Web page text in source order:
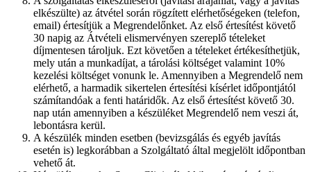
elkészülte) az átvétel során rögzített elérhetőségeken (telefon,
email) értesítjük a Megrendelőnket. Az első értesítést követő
30 napig az Átvételi elismervényen szereplő tételeket
díjmentesen tároljuk. Ezt követően a tételeket értékesíthetjük,
mely után a munkadíjat, a tárolási költséget valamint 10%
kezelési költséget vonunk le. Amennyiben a Megrendelő nem
elérhető, a harmadik sikertelen értesítési kísérlet időpontjától
számítandóak a fenti határidők. Az első értesítést követő 30.
nap után amennyiben a készüléket Megrendelő nem veszi át,
lebontásra kerül.
A készülék minden esetben (bevizsgálás és egyéb javítás
esetén is) legkorábban a Szolgáltató által megjelölt időpontban
vehető át.